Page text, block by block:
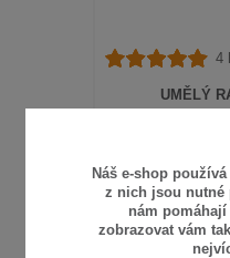
4
UMĚLÝ
Náš e-shop
z nich jsou nutné
nám
zobrazovat vám